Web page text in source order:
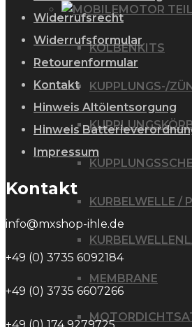
MOTOR
KOLBENKITS
KUPPLUNGS-/
KURBELWELLE /
MEMBRANE
Widerrufsrecht
Widerrufsformular
Retourenformular
Kontakt
Hinweis Altölentsorgung
Hinweis
Impressum
Kontakt
info@mxshop-ihle.de
+49 (0) 3735 6092184
+49 (0) 3735 6607266